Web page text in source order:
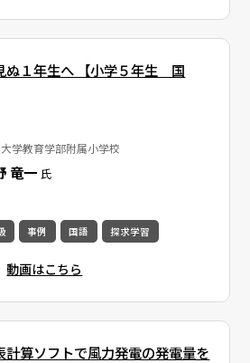
１年生へ 【小学５年生 国
学教育学部附属小学校
竜一 氏
事例 国語 探求学習
動画はこちら
計算ソフトで風力発電の発電量を